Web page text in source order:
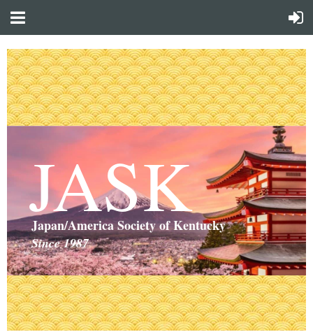
JASK
Japan/America Society of Kentucky
Since 1987